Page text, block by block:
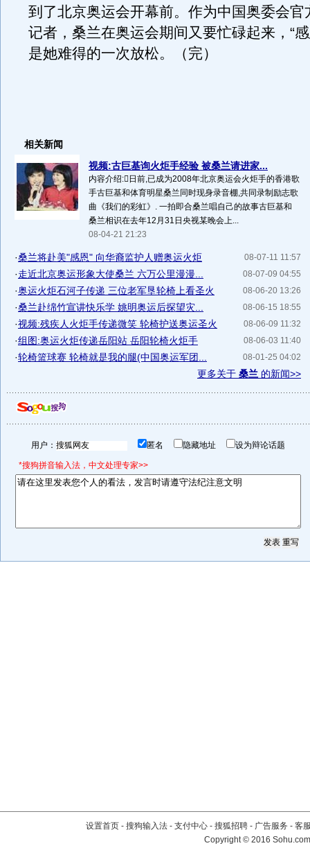
到了北京奥运会开幕前。作为中国奥委会官
记者，桑兰在奥运会期间又要忙碌起来，“
是她难得的一次放松。（完）
相关新闻
视频:古巨基询火炬手经验 被桑兰请进家...
内容介绍:日前,已成为2008年北京奥运会火炬手的香港歌
手古巨基和体育明星桑兰同时现身录音棚,共同录制励志歌
曲《我们的彩虹》. 一拍即合桑兰唱自己的故事古巨基和
桑兰相识在去年12月31日央视某晚会上...
08-04-21 21:23
08-07-11 11:57
·桑兰将赴美"感恩" 向华裔监护人赠奥运火炬
08-07-09 04:55
·走近北京奥运形象大使桑兰 六万公里漫漫...
08-06-20 13:26
·奥运火炬石河子传递 三位老军垦轮椅上看圣火
08-06-15 18:55
·桑兰赴绵竹宣讲快乐学 姚明奥运后探望灾...
08-06-09 11:32
·视频:残疾人火炬手传递微笑 轮椅护送奥运圣火
08-06-03 11:40
·组图:奥运火炬传递岳阳站 岳阳轮椅火炬手
08-01-25 04:02
·轮椅篮球赛 轮椅就是我的腿(中国奥运军团...
更多关于 桑兰 的新闻>>
用户： 匿名 隐藏地址 设为辩论话题
*搜狗拼音输入法，中文处理专家>>
设置首页 - 搜狗输入法 - 支付中心 - 搜狐招聘 - 广告服务 - 客
Copyright©2016